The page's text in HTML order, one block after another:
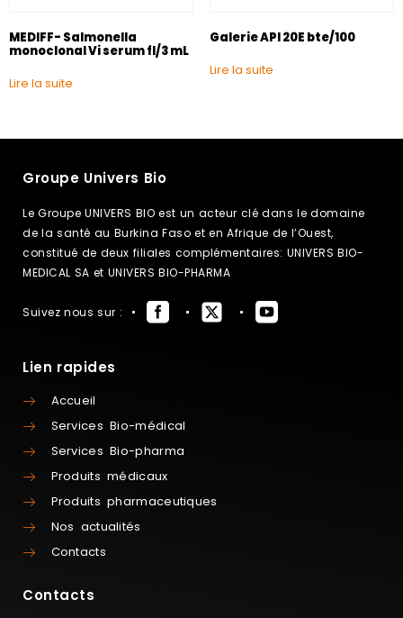
MEDIFF- Salmonella
monoclonal Vi serum fl/3 mL
Lire la suite
Galerie API 20E bte/100
Lire la suite
Groupe Univers Bio
Le Groupe UNIVERS BIO est un acteur clé dans le domaine
de la santé au Burkina Faso et en Afrique de l’Ouest,
constitué de deux filiales complémentaires: UNIVERS BIO-
MEDICAL SA et UNIVERS BIO-PHARMA
Suivez nous sur :
Lien rapides
Accueil
Services Bio-médical
Services Bio-pharma
Produits médicaux
Produits pharmaceutiques
Nos actualités
Contacts
Contacts